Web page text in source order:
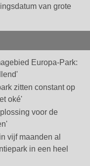
van grote
Europa-Park:
zitten constant op
oké'
voor de
vijf maanden al
in een heel